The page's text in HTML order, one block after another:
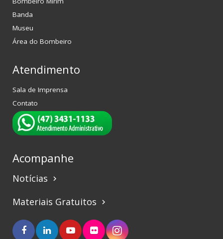
Banda
Museu
Área do Bombeiro
Atendimento
Sala de Imprensa
Contato
Acompanhe
Notícias keyboard_arrow_right
Materiais Gratuitos keyboard_arrow_right